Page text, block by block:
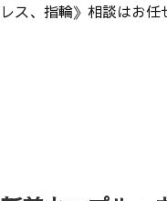
ス、指輪》相談はお任